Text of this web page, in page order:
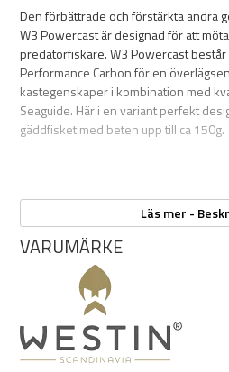
Den förbättrade och förstärkta andra
W3 Powercast är designad för att
predatorfiskare. W3 Powercast består
Performance Carbon för en
kastegenskaper i kombination med
Seaguide. Här i en variant perfekt
gäddfisket med beten upp till ca 150g.
Egenskaper:
Rullfäste: SKC Trigger
Ringar: Seaguide LTS
Krokhållare: Seaguide Dhook
Klinga: TORAYCA High
wowen Carbon
Handtag: Högkvalitativ EVA
Längd: 7,9ft
Kastvikt: 60-150g
Läs mer -
VARUMÄRKE